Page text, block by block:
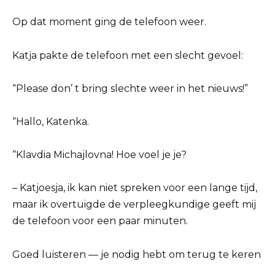
Op dat moment ging de telefoon weer.
Katja pakte de telefoon met een slecht gevoel:
“Please don’ t bring slechte weer in het nieuws!”
“Hallo, Katenka.
“Klavdia Michajlovna! Hoe voel je je?
– Katjoesja, ik kan niet spreken voor een lange tijd,
maar ik overtuigde de verpleegkundige geeft mij
de telefoon voor een paar minuten.
Goed luisteren — je nodig hebt om terug te keren